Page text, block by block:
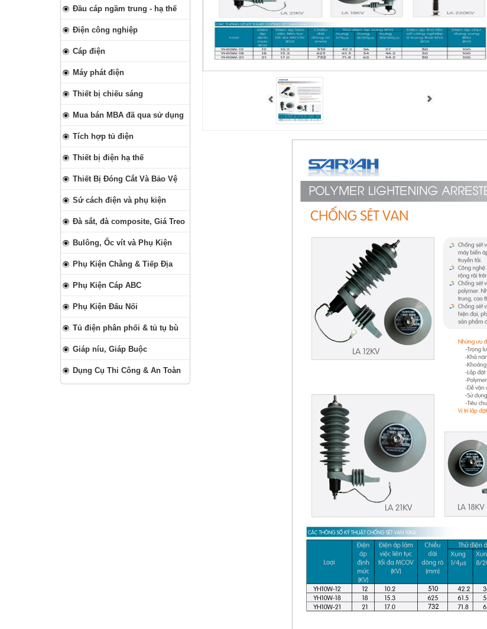
Đầu cáp ngầm trung - hạ thế
Điện công nghiệp
Cáp điện
Máy phát điện
Thiết bị chiếu sáng
Mua bán MBA đã qua sử dụng
Tích hợp tủ điện
Thiết bị điện hạ thế
Thiết Bị Đóng Cắt Và Bảo Vệ
Sứ cách điện và phụ kiện
Đà sắt, đà composite, Giá Treo
Bulông, Ốc vít và Phụ Kiện
Phụ Kiện Chằng & Tiếp Địa
Phụ Kiện Cáp ABC
Phụ Kiện Đấu Nối
Tủ điện phân phối & tủ tụ bù
Giáp níu, Giáp Buộc
Dụng Cụ Thi Công & An Toàn